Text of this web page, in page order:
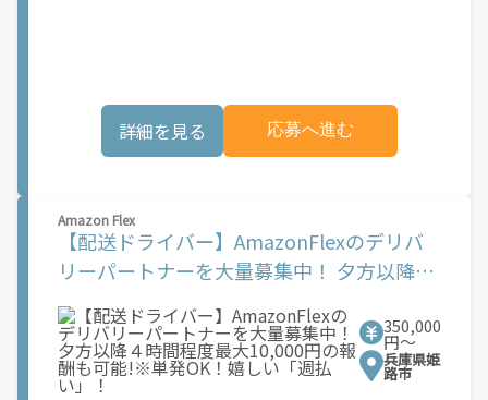
する費用など）はすべて自己負担となります。
をタップ！ ★配達経験が無くても問題ありません！ ★自分の自
転車・原付バイク(125cc以下)・軽貨物車両でOK！ ★私服でOK！
＼万がイチという時も安心！事故の時は安心の傷害補償！／ 必要
ず、 \"\"スキマ時間\"\"がいつでも 好きな時間＝稼ぐ時間に！ 家
事や授業、サークル活動など忙しいからこそ、空いた時間を有効
活用！自分にあったスタイルで稼働できます。 「休日に１時間だ
け…！」 「予定がなくなったから今日稼ぐか...！」 時間も場所も
（レンタル車も可）and普通自動車免許をお持ちの人 【軽貨物ま
たはバイク（125cc超）もOKですが、その場合は...】 事業用ナン
バー（軽自動車の場合は黒ナンバー、バイクの場合は緑ナンバ
ー）が必要になります。 ※稼働できるのは、あなたの街で Uber
Eats のサービスが開始してからになります。サービス開始日は、
詳細を見る 応募へ進む
Amazon Flex
【配送ドライバー】AmazonFlexのデリバ
リーパートナーを大量募集中！ 夕方以降４
時間程度最大10,000円の報酬も可能!※単発
OK！嬉しい「週払い」！
350,000
円〜
兵庫県姫
路市